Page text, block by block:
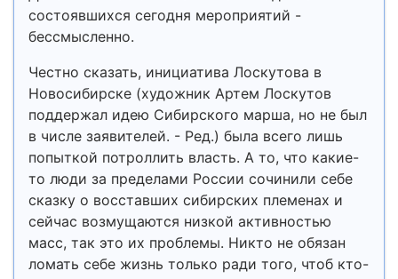
состоявшихся сегодня мероприятий -
бессмысленно.
Честно сказать, инициатива Лоскутова в
Новосибирске (художник Артем Лоскутов
поддержал идею Сибирского марша, но не был
в числе заявителей. - Ред.) была всего лишь
попыткой потроллить власть. А то, что какие-
то люди за пределами России сочинили себе
сказку о восставших сибирских племенах и
сейчас возмущаются низкой активностью
масс, так это их проблемы. Никто не обязан
ломать себе жизнь только ради того, чтоб кто-